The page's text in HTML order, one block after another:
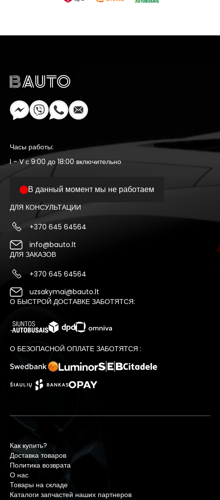
Часы работы:
I - V с 9:00 до 18:00 включительно
В данный момент мы не работаем
ДЛЯ КОНСУЛЬТАЦИИ
+370 645 64564
info@bauto.lt
ДЛЯ ЗАКАЗОВ
+370 645 64564
uzsakymai@bauto.lt
О БЫСТРОЙ ДОСТАВКЕ ЗАБОТЯТСЯ:
О БЕЗОПАСНОЙ ОПЛАТЕ ЗАБОТЯТСЯ :
Как купить?
Доставка товаров
Политика возврата
О нас
Товары на складе
Каталоги запчастей наших партнеров